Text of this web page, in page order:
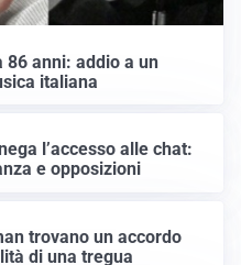
86 anni: addio a un
italiana
l’accesso alle chat:
e opposizioni
trovano un accordo
di una tregua